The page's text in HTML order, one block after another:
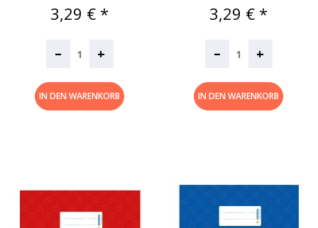
Preis
3,29 € *
– +
IN DEN WARENKORB
Preis
3,29 € *
– +
IN DEN WARENKORB